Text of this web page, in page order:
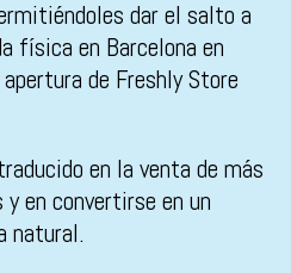
dar el salto a
física en Barcelona en
de Freshly Store
en la venta de más
en convertirse en un
natural.